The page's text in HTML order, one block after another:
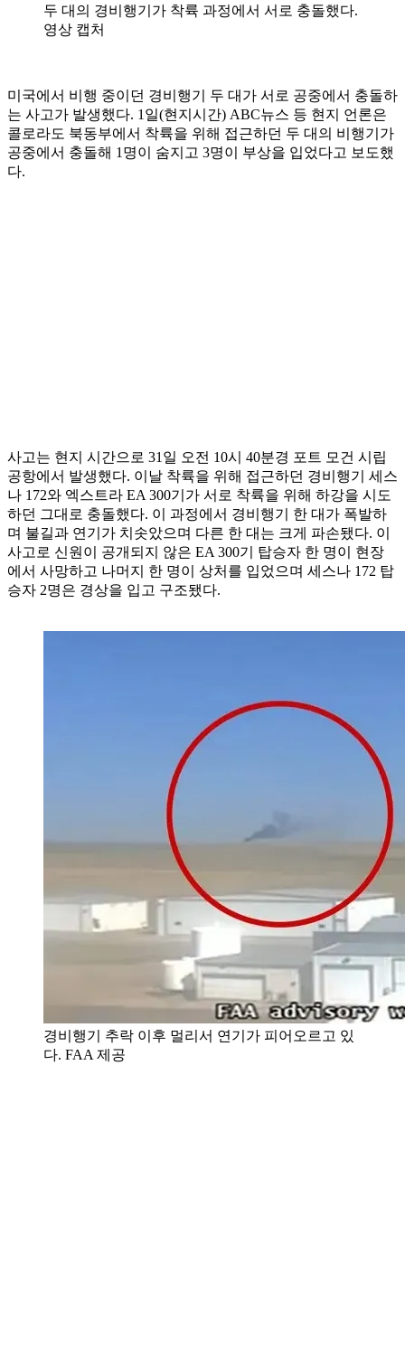
두 대의 경비행기가 착륙 과정에서 서로 충돌했다.
영상 캡처
미국에서 비행 중이던 경비행기 두 대가 서로 공중에서 충돌하
는 사고가 발생했다. 1일(현지시간) ABC뉴스 등 현지 언론은
콜로라도 북동부에서 착륙을 위해 접근하던 두 대의 비행기가
공중에서 충돌해 1명이 숨지고 3명이 부상을 입었다고 보도했
다.
사고는 현지 시간으로 31일 오전 10시 40분경 포트 모건 시립
공항에서 발생했다. 이날 착륙을 위해 접근하던 경비행기 세스
나 172와 엑스트라 EA 300기가 서로 착륙을 위해 하강을 시도
하던 그대로 충돌했다. 이 과정에서 경비행기 한 대가 폭발하
며 불길과 연기가 치솟았으며 다른 한 대는 크게 파손됐다. 이
사고로 신원이 공개되지 않은 EA 300기 탑승자 한 명이 현장
에서 사망하고 나머지 한 명이 상처를 입었으며 세스나 172 탑
승자 2명은 경상을 입고 구조됐다.
경비행기 추락 이후 멀리서 연기가 피어오르고 있
다. FAA 제공